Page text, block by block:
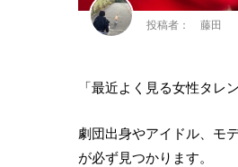
投稿者： 藤田
「最近よく見る女性タ
劇団出身やアイドル、モ
が必ず見つかります。